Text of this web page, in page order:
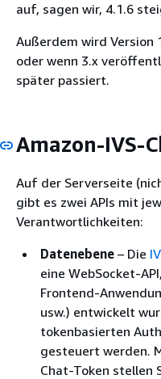
auf, sagen wir, 4.1.6
Außerdem wird Version
oder wenn 3.x
später passiert.
Amazon-IVS-
Auf der Serverseite
gibt es zwei APIs mit
Verantwortlichkeiten:
Datenebene – Die
eine WebSocket-
Frontend-
usw.) entwickelt
tokenbasierten
gesteuert werden.
Chat-Token stellen